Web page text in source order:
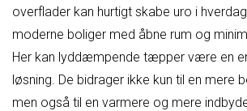
overflader kan hurtigt skabe uro i
moderne boliger med åbne rum og
Her kan lyddæmpende tæpper være en
løsning. De bidrager ikke kun til en mere
men også til en varmere og mere